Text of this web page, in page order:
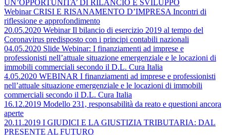
UN’OPPORTUNITA’ DI RILANCIO E SVILUPPO
Webinar CRISI E RISANAMENTO D’IMPRESA Incontri di
riflessione e approfondimento
20.05.2020 Webinar Il bilancio di esercizio 2019 al tempo del
Coronavirus predisposto con i principi contabili nazionali
04.05.2020 Slide Webinar: I finanziamenti ad imprese e
professionisti nell’attuale situazione emergenziale e le locazioni di
immobili commerciali secondo il D.L. Cura Italia
4.05.2020 WEBINAR I finanziamenti ad imprese e professionisti
nell’attuale situazione emergenziale e le locazioni di immobili
commerciali secondo il D.L. Cura Italia
16.12.2019 Modello 231, responsabilità da reato e questioni ancora
aperte
20.11.2019 I GIUDICI E LA GIUSTIZIA TRIBUTARIA: DAL
PRESENTE AL FUTURO